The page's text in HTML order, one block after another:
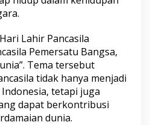
Lahir Pancasila
Pemersatu Bangsa,
Tema tersebut
tidak hanya menjadi
tetapi juga
dapat berkontribusi
dunia.